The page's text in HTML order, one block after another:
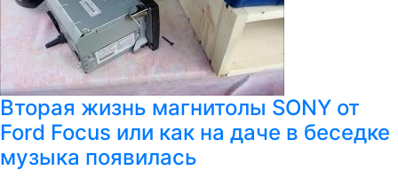
Вторая жизнь магнитолы SONY от
Ford Focus или как на даче в беседке
музыка появилась